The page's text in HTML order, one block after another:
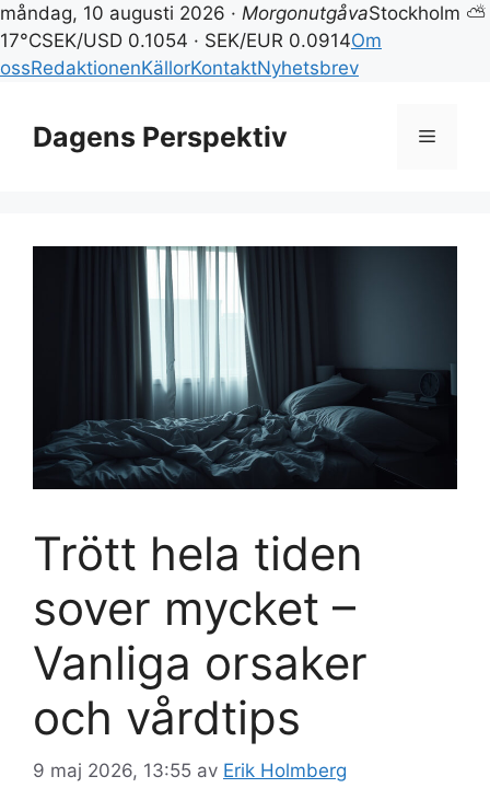
måndag, 10 augusti 2026 · MorgonutgåvaStockholm ⛅
17°CSEK/USD 0.1054 · SEK/EUR 0.0914Om
ossRedaktionenKällorKontaktNyhetsbrev
innehållDagens Perspektiv Meny
Trött hela tiden
sover mycket –
Vanliga orsaker
och vårdtips
9 maj 2026, 13:55 av Erik Holmberg